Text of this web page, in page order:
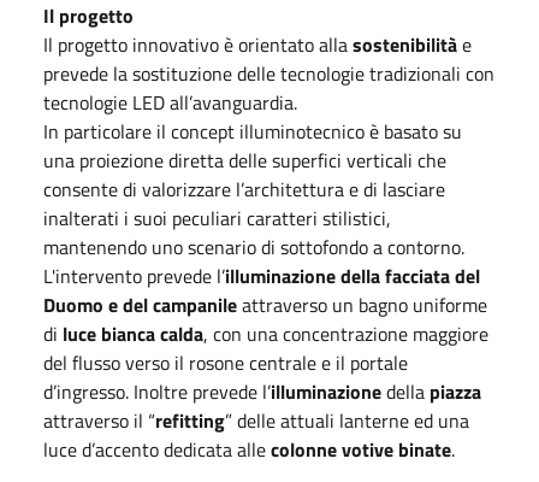
Il progetto
Il progetto innovativo è orientato allasostenibilitàe
prevede la sostituzione delle tecnologie tradizionali con
tecnologie LED all’avanguardia.
In particolare il concept illuminotecnico è basato su
una proiezione diretta delle superfici verticali che
consente di valorizzare l’architettura e di lasciare
inalterati i suoi peculiari caratteri stilistici,
mantenendo uno scenario di sottofondo a contorno.
L'intervento prevede l’illuminazione della facciata del
Duomo e del campanileattraverso un bagno uniforme
di luce bianca calda, con una concentrazione maggiore
del flusso verso il rosone centrale e il portale
d’ingresso. Inoltre prevede l’illuminazionedella piazza
attraverso il “refitting” delle attuali lanterne ed una
luce d’accento dedicata allecolonne votive binate.